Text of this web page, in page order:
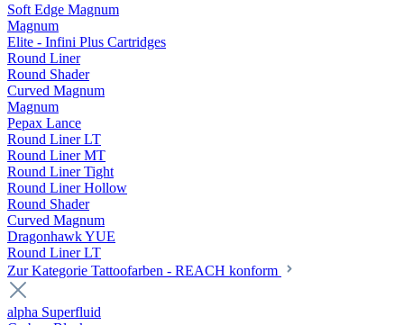
Soft Edge Magnum
Magnum
Elite - Infini Plus Cartridges
Round Liner
Round Shader
Curved Magnum
Magnum
Pepax Lance
Round Liner LT
Round Liner MT
Round Liner Tight
Round Liner Hollow
Round Shader
Curved Magnum
Dragonhawk YUE
Round Liner LT
Zur Kategorie Tattoofarben - REACH konform
alpha Superfluid